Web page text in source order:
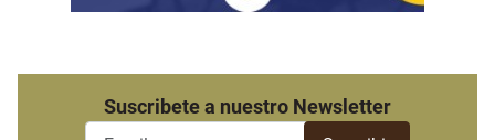
Suscribete a nuestro Newsletter